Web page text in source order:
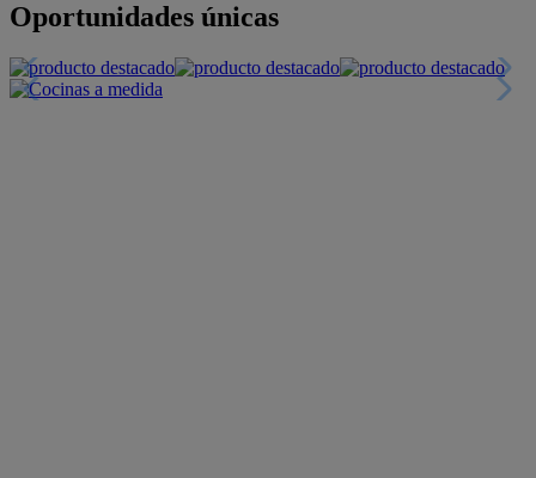
Oportunidades únicas